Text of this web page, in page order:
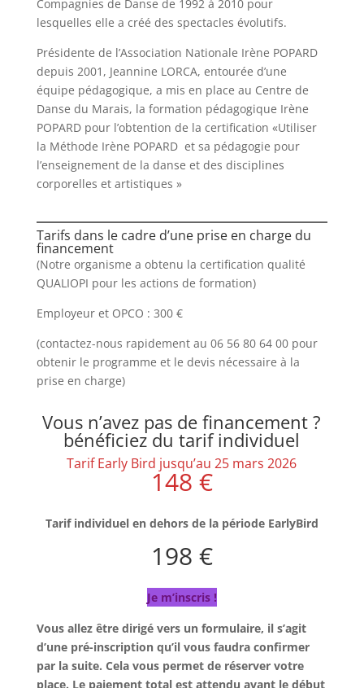
Compagnies de Danse de 1992 à 2010 pour
lesquelles elle a créé des spectacles évolutifs.
Présidente de l’Association Nationale Irène POPARD
depuis 2001, Jeannine LORCA, entourée d’une
équipe pédagogique, a mis en place au Centre de
Danse du Marais, la formation pédagogique Irène
POPARD pour l’obtention de la certification «Utiliser
la Méthode Irène POPARD et sa pédagogie pour
l’enseignement de la danse et des disciplines
corporelles et artistiques »
Tarifs dans le cadre d’une prise en charge du
financement
(Notre organisme a obtenu la certification qualité
QUALIOPI pour les actions de formation)
Employeur et OPCO : 300 €
(contactez-nous rapidement au 06 56 80 64 00 pour
obtenir le programme et le devis nécessaire à la
prise en charge)
Vous n’avez pas de financement ?
bénéficiez du tarif individuel
Tarif Early Bird jusqu’au 25 mars 2026
148 €
Tarif individuel en dehors de la période EarlyBird
198 €
Je m’inscris !
Vous allez être dirigé vers un formulaire, il s’agit
d’une pré-inscription qu’il vous faudra confirmer
par la suite. Cela vous permet de réserver votre
place. Le paiement total est attendu avant le début